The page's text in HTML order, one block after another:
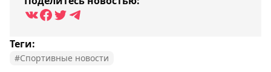
Теги:
#Спортивные новости